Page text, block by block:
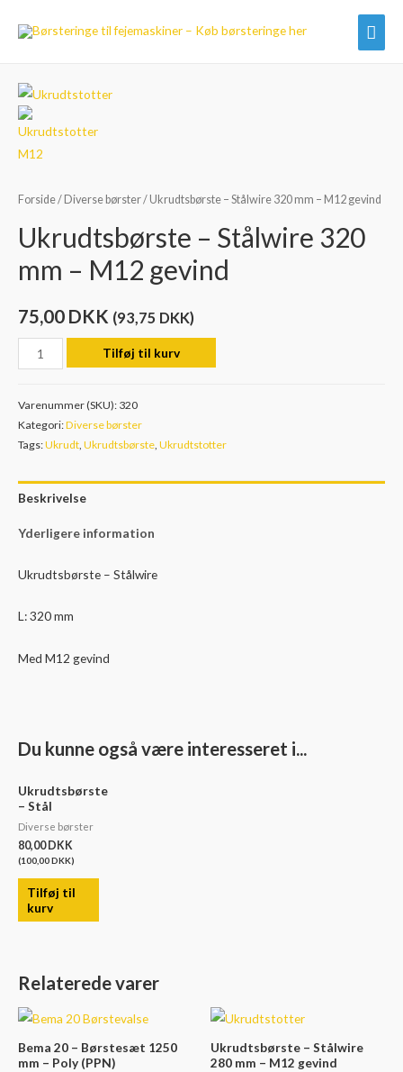
Forside/ Diverse børster/ Ukrudtsbørste – Stålwire 320 mm – M12 gevind
Ukrudtsbørste – Stålwire 320
mm – M12 gevind
75,00 DKK (93,75 DKK)
Ukrudtsbørste
-
mm
M12
gevind
antal
Tilføj til kurv
Varenummer (SKU): 320
Kategori:Diverse børster
Tags:Ukrudt, Ukrudtsbørste, Ukrudtstotter
Beskrivelse
Yderligere information
Ukrudtsbørste – Stålwire
L: 320 mm
Med M12 gevind
Du kunne også være interesseret i...
Ukrudtsbørste
– Stål
Diverse børster
80,00DKK
(100,00DKK)
Tilføj til
kurv
Relaterede varer
Bema 20 – Børstesæt 1250
mm – Poly (PPN)
Ukrudtsbørste – Stålwire
280 mm – M12 gevind